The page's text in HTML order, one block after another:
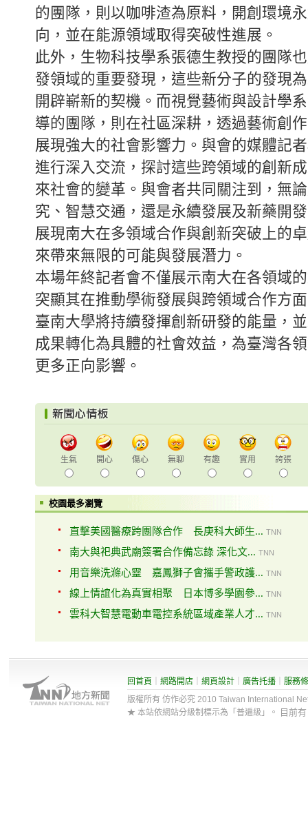
的團隊，則以咖啡渣為原料，開創環境
向，並在能源領域取得突破性進展。
此外，生物科技學系張德生教授的團隊
發領域的重要發現，這些新分子的發現
開辟嶄新的契機。而視覺藝術與設計學
導的團隊，則在社區深耕，透過藝術創
展現強大的社會影響力。與會的媒體記
進行深入交流，探討這些跨領域的創新
來社會的變革。與會者共同關注到，無
究、智慧交通，還是永續發展及新藥開
展現南大在多領域合作與創新突破上的
來帶來無限的可能與發展潛力。
本場年終記者會不僅展示南大在各領域
突顯其在推動學術發展與跨領域合作方
臺南大學將持續發揮創新研發的能量，
成果轉化為具體的社會效益，為臺灣各
更多正向影響。
生氣 開心 傷心 無聊 有趣 實用 誇張
校園最多瀏覽
直擊美國醫療跨團隊合作 長庚科大師生... TNN
南大與祀典武廟簽署合作備忘錄 深化文... TNN
用音樂洗滌心靈 嘉鳳獅子會攜手警政護... TNN
線上情誼化為真實相聚 日本博多學園參... TNN
雲科大智慧電動車電控系統區域產業人才... TNN
回首頁 網路開店 網頁設計 廣告托播
服務
版權所有 仿作必究 2010 Taiwan International
★ 本站依網站分級制標示為「普遍級」。
目前